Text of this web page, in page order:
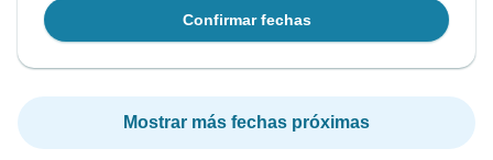
Confirmar fechas
Mostrar más fechas próximas